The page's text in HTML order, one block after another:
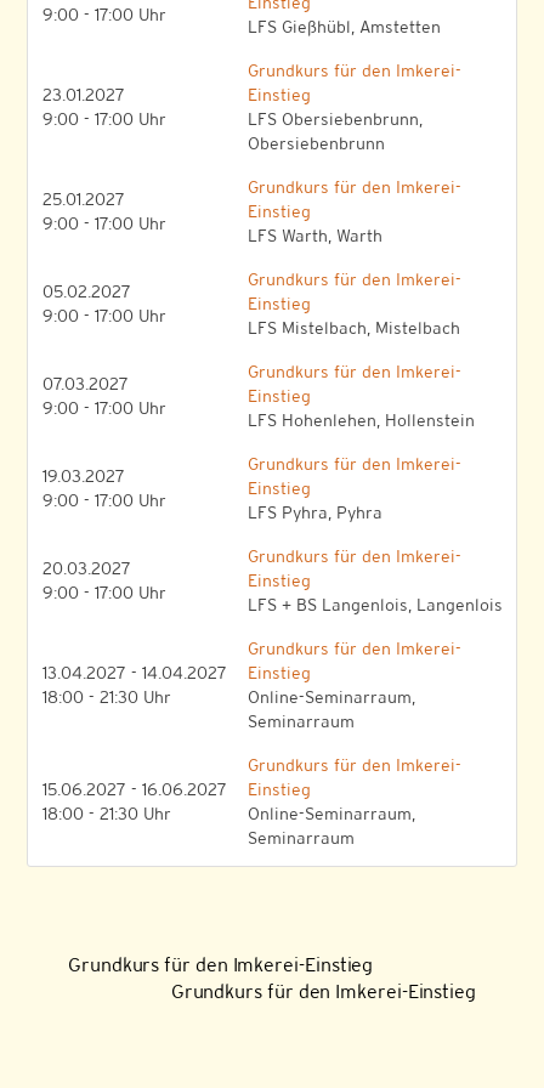
9:00 - 17:00 Uhr
LFS Gießhübl, Amstetten
23.01.2027
9:00 - 17:00 Uhr
Grundkurs für den Imkerei-
Einstieg
LFS Obersiebenbrunn,
Obersiebenbrunn
25.01.2027
9:00 - 17:00 Uhr
Grundkurs für den Imkerei-
Einstieg
LFS Warth, Warth
05.02.2027
9:00 - 17:00 Uhr
Grundkurs für den Imkerei-
Einstieg
LFS Mistelbach, Mistelbach
07.03.2027
9:00 - 17:00 Uhr
Grundkurs für den Imkerei-
Einstieg
LFS Hohenlehen, Hollenstein
19.03.2027
9:00 - 17:00 Uhr
Grundkurs für den Imkerei-
Einstieg
LFS Pyhra, Pyhra
20.03.2027
9:00 - 17:00 Uhr
Grundkurs für den Imkerei-
Einstieg
LFS + BS Langenlois, Langenlois
13.04.2027 - 14.04.2027
18:00 - 21:30 Uhr
Grundkurs für den Imkerei-
Einstieg
Online-Seminarraum,
Seminarraum
15.06.2027 - 16.06.2027
18:00 - 21:30 Uhr
Grundkurs für den Imkerei-
Einstieg
Online-Seminarraum,
Seminarraum
Grundkurs für den Imkerei-Einstieg
Grundkurs für den Imkerei-Einstieg